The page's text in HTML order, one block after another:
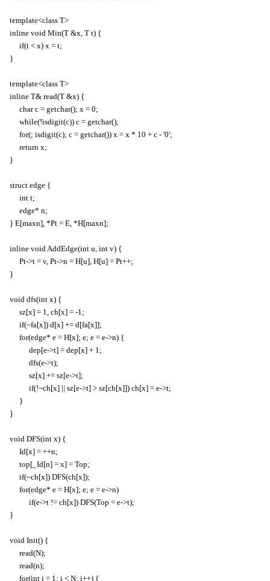
template<class T>
inline void Min(T &x, T t) {
if(t < x) x = t;
}
template<class T>
inline T& read(T &x) {
char c = getchar(); x = 0;
while(!isdigit(c)) c = getchar();
for(; isdigit(c); c = getchar()) x = x * 10 + c - '0';
return x;
}
struct edge {
int t;
edge* n;
} E[maxn], *Pt = E, *H[maxn];
inline void AddEdge(int u, int v) {
Pt->t = v, Pt->n = H[u], H[u] = Pt++;
}
void dfs(int x) {
sz[x] = 1, ch[x] = -1;
if(~fa[x]) d[x] += d[fa[x]];
for(edge* e = H[x]; e; e = e->n) {
dep[e->t] = dep[x] + 1;
dfs(e->t);
sz[x] += sz[e->t];
if(!~ch[x] || sz[e->t] > sz[ch[x]]) ch[x] = e->t;
}
}
void DFS(int x) {
Id[x] = ++n;
top[_Id[n] = x] = Top;
if(~ch[x]) DFS(ch[x]);
for(edge* e = H[x]; e; e = e->n)
if(e->t != ch[x]) DFS(Top = e->t);
}
void Init() {
read(N);
read(n);
for(int i = 1; i < N; i++) {